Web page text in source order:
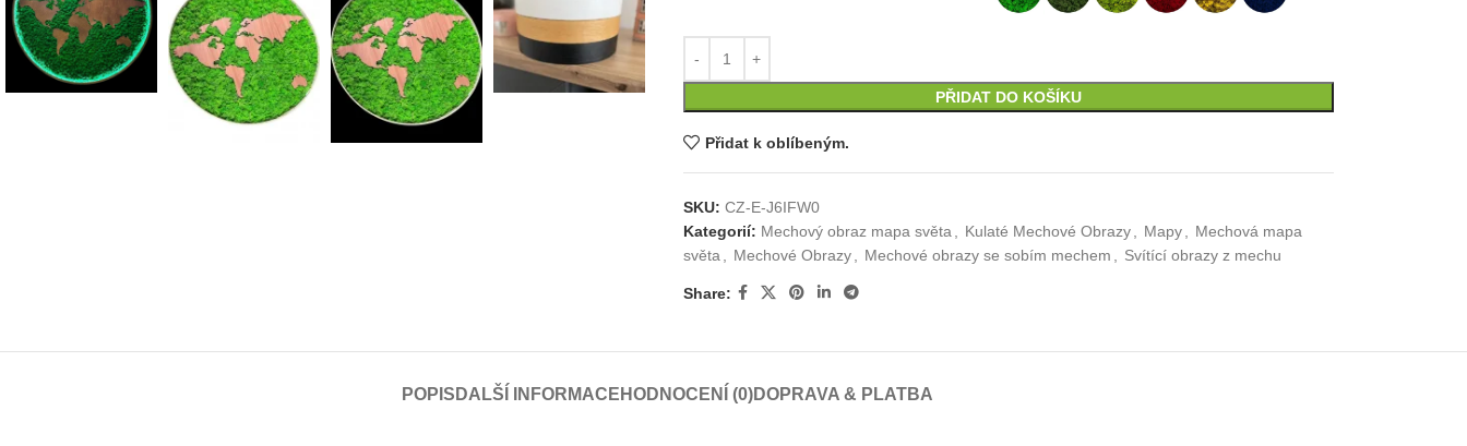
PŘIDAT DO KOŠÍKU
Přidat k oblíbeným.
SKU: CZ-E-J6IFW0
Kategorií: Mechový obraz mapa světa Kulaté Mechové Obrazy Mapy
Mechová mapa
světa
Mechové Obrazy Mechové obrazy se sobím mechem Svítící obrazy z mechu
Share:
POPIS DALŠÍ INFORMACE HODNOCENÍ (0)DOPRAVA & PLATBA